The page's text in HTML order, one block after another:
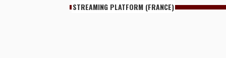
STREAMING PLATFORM (FRANCE)